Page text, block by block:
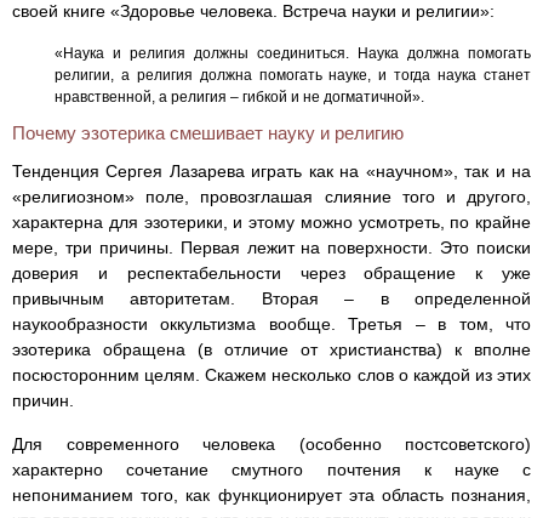
своей книге «Здоровье человека. Встреча науки и религии»:
«Наука и религия должны соединиться. Наука должна помогать
религии, а религия должна помогать науке, и тогда наука станет
нравственной, а религия – гибкой и не догматичной».
Почему эзотерика смешивает науку и религию
Тенденция Сергея Лазарева играть как на «научном», так и на
«религиозном» поле, провозглашая слияние того и другого,
характерна для эзотерики, и этому можно усмотреть, по крайне
мере, три причины. Первая лежит на поверхности. Это поиски
доверия и респектабельности через обращение к уже
привычным авторитетам. Вторая – в определенной
наукообразности оккультизма вообще. Третья – в том, что
эзотерика обращена (в отличие от христианства) к вполне
посюсторонним целям. Скажем несколько слов о каждой из этих
причин.
Для современного человека (особенно постсоветского)
характерно сочетание смутного почтения к науке с
непониманием того, как функционирует эта область познания,